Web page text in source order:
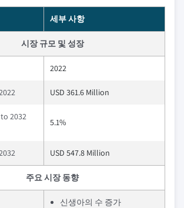
세부 사항
시장 규모 및 성장
2022
USD 361.6 Million
2032
5.1%
USD 547.8 Million
주요 시장 동향
신생아의 수 증가